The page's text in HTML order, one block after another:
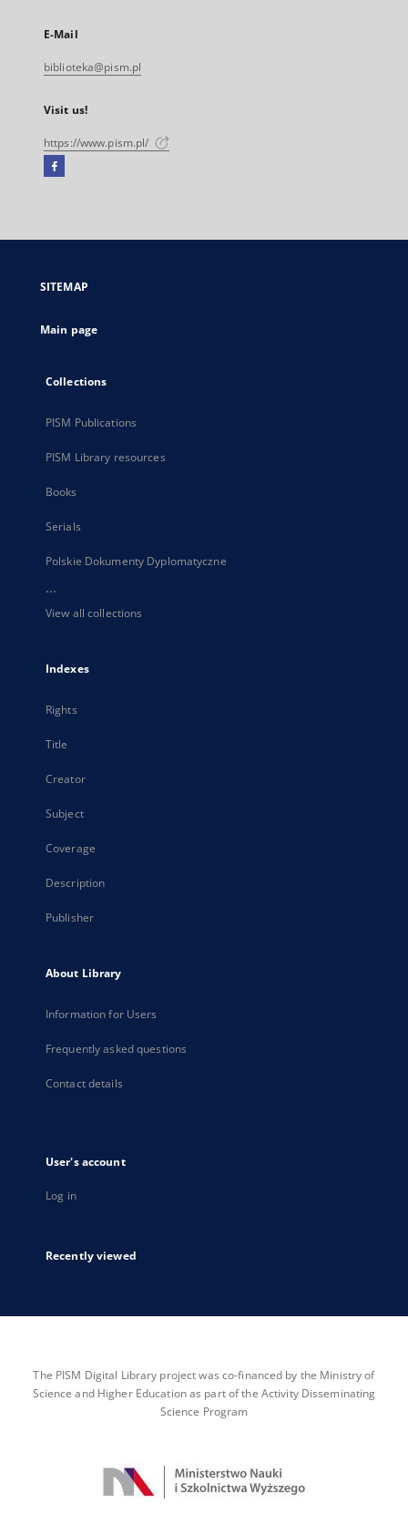
E-Mail
biblioteka@pism.pl
Visit us!
https://www.pism.pl/
Facebook
open
new
SITEMAP
Main page
Collections
PISM Publications
PISM Library resources
Books
Serials
Polskie Dokumenty Dyplomatyczne
...
View all collections
Indexes
Rights
Title
Creator
Subject
Coverage
Description
Publisher
About Library
Information for Users
Frequently asked questions
Contact details
User's account
Log in
Recently viewed
The PISM Digital Library project was co-financed by the Ministry of
Science and Higher Education as part of the Activity Disseminating
Science Program